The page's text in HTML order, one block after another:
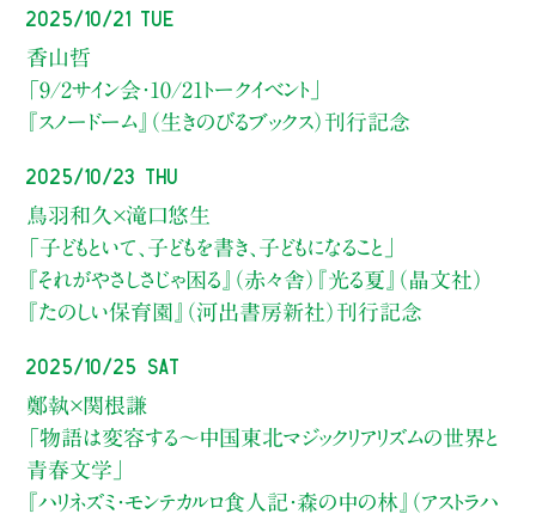
2025/10/23 Thu
鳥羽和久×滝口悠生
「子どもといて、子どもを書き、子どもになること」
『それがやさしさじゃ困る』（赤々舎）『光る夏』（晶文社）
『たのしい保育園』（河出書房新社）刊行記念
2025/10/21 Tue
香山哲
「9/2サイン会・10/21トークイベント」
『スノードーム』（生きのびるブックス）刊行記念
2025/10/25 Sat
鄭執×関根謙
「物語は変容する～中国東北マジックリアリズムの世界と
青春文学」
『ハリネズミ・モンテカルロ食人記・森の中の林』（アストラハ